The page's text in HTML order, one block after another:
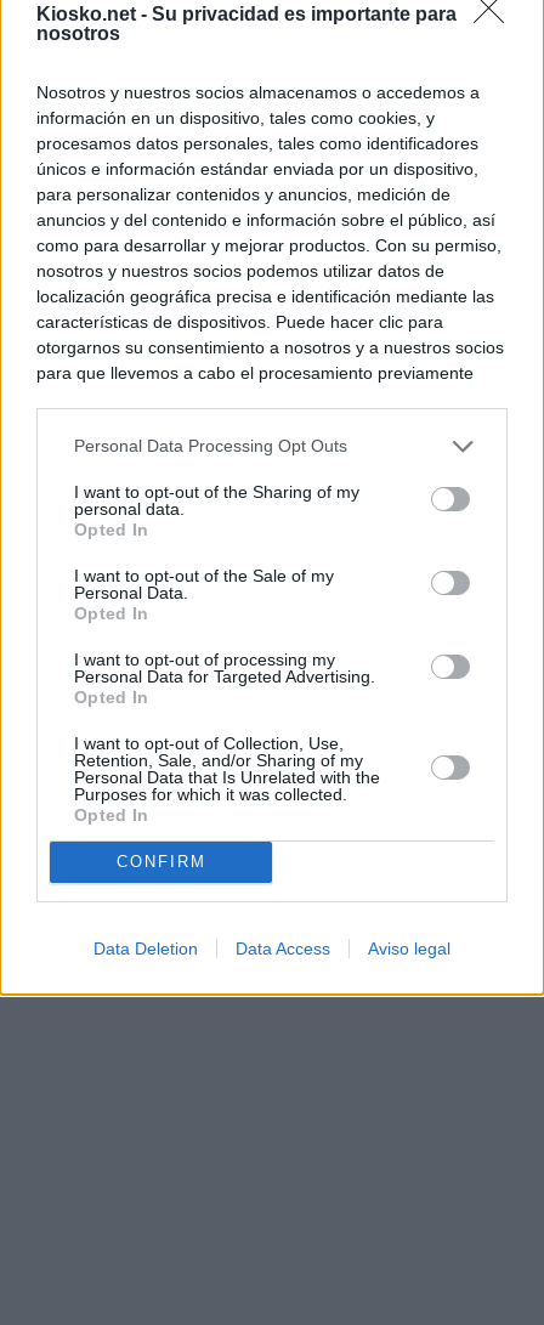
Kiosko.net - Su privacidad es importante para
nosotros
Nosotros y nuestros socios almacenamos o accedemos a
información en un dispositivo, tales como cookies, y
procesamos datos personales, tales como identificadores
únicos e información estándar enviada por un dispositivo,
para personalizar contenidos y anuncios, medición de
anuncios y del contenido e información sobre el público, así
como para desarrollar y mejorar productos. Con su permiso,
nosotros y nuestros socios podemos utilizar datos de
localización geográfica precisa e identificación mediante las
características de dispositivos. Puede hacer clic para
otorgarnos su consentimiento a nosotros y a nuestros socios
para que llevemos a cabo el procesamiento previamente
negar su consentimiento. Tenga en cuenta que algún
de su consentimiento, pero usted tiene el derecho de
rechazar tal procesamiento. Sus preferencias se aplicarán
cualquier momento entrando de nuevo en este sitio web o
visitando nuestra política de privacidad.
Personal Data Processing Opt Outs
I want to opt-out of the Sharing of my
personal data.
Opted In
I want to opt-out of the Sale of my
Personal Data.
Opted In
I want to opt-out of processing my
Personal Data for Targeted Advertising.
Opted In
I want to opt-out of Collection, Use,
Retention, Sale, and/or Sharing of my
Personal Data that Is Unrelated with the
Purposes for which it was collected.
Opted In
CONFIRM
Data Deletion Data Access Aviso legal